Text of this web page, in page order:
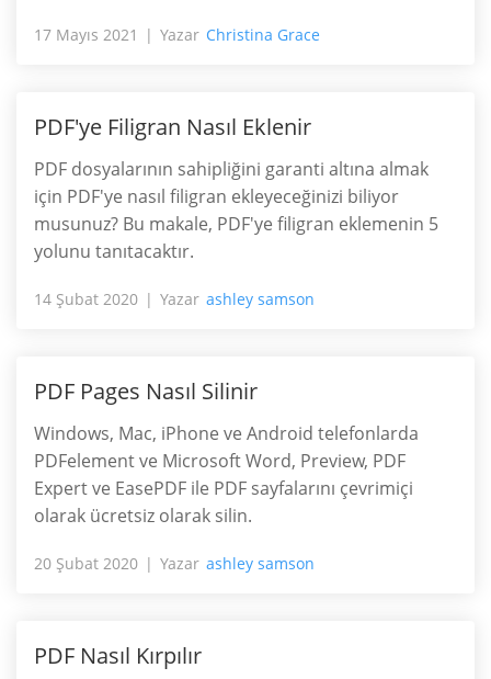
17 Mayıs 2021 Yazar Christina Grace
PDF'ye Filigran Nasıl Eklenir
PDF dosyalarının sahipliğini garanti altına almak
için PDF'ye nasıl filigran ekleyeceğinizi biliyor
musunuz? Bu makale, PDF'ye filigran eklemenin 5
yolunu tanıtacaktır.
14 Şubat 2020 Yazar ashley samson
PDF Pages Nasıl Silinir
Windows, Mac, iPhone ve Android telefonlarda
PDFelement ve Microsoft Word, Preview, PDF
Expert ve EasePDF ile PDF sayfalarını çevrimiçi
olarak ücretsiz olarak silin.
20 Şubat 2020 Yazar ashley samson
PDF Nasıl Kırpılır